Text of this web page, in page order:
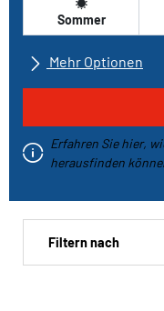
Sommer
Mehr Optionen
Alle Marken
Fahrzeugtyp
Run-flat
Erfahren Sie hier,
herausfinden
Filtern nach